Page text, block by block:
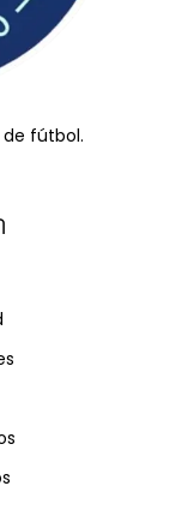
fútbol.